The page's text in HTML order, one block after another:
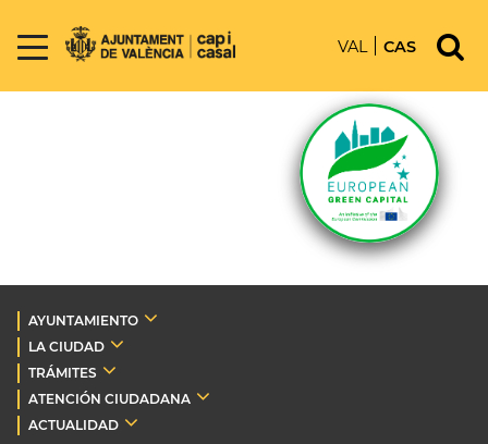
VAL CAS
AYUNTAMIENTO
LA CIUDAD
TRÁMITES
ATENCIÓN CIUDADANA
ACTUALIDAD